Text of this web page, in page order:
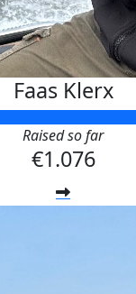
Faas Klerx
Raised so far
€1.076